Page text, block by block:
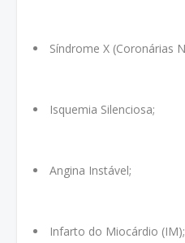
Síndrome X (Coronárias
Isquemia Silenciosa;
Angina Instável;
Infarto do Miocárdio (IM);